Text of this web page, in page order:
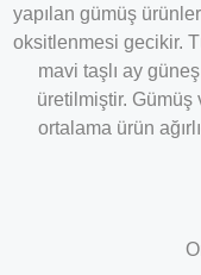
yapılan gümüş
oksitlenmesi gecikir.
mavi taşlı ay
üretilmiştir.
ortalama ürün